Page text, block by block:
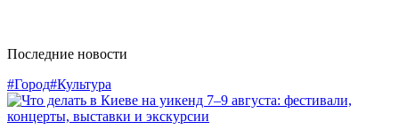
Последние новости
#Город#Культура